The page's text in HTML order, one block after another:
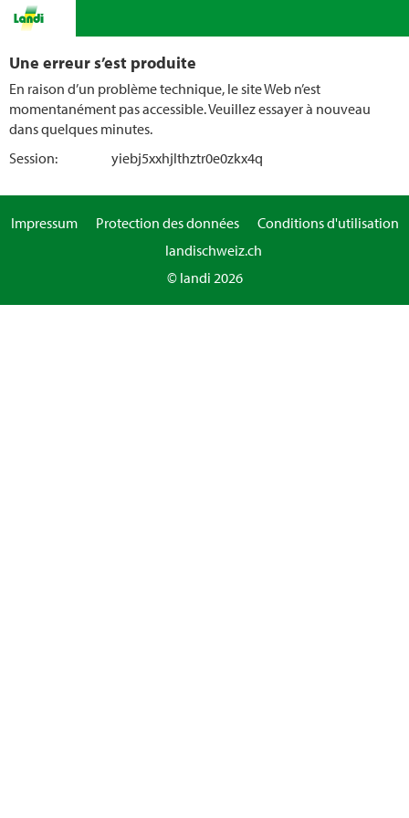
Une erreur s’est produite
En raison d’un problème technique, le site Web n’est
momentanément pas accessible. Veuillez essayer à nouveau
dans quelques minutes.
Session:
yiebj5xxhjlthztr0e0zkx4q
Impressum Protection des données
Conditions d'utilisation
landischweiz.ch
© landi 2026